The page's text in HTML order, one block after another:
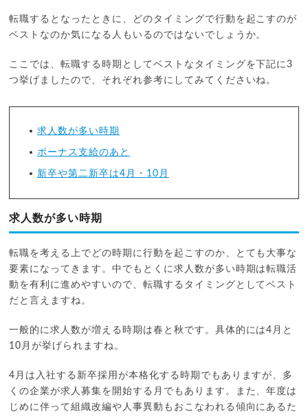
転職するとなったときに、どのタイミングで行動を起こすのが
ベストなのか気になる人もいるのではないでしょうか。
ここでは、転職する時期としてベストなタイミングを下記に3
つ挙げましたので、それぞれ参考にしてみてくださいね。
求人数が多い時期
ボーナス支給のあと
新卒や第二新卒は4月・10月
求人数が多い時期
転職を考える上でどの時期に行動を起こすのか、とても大事な
要素になってきます。中でもとくに求人数が多い時期は転職活
動を有利に進めやすいので、転職するタイミングとしてベスト
だと言えますね。
一般的に求人数が増える時期は春と秋です。具体的には4月と
10月が挙げられますね。
4月は入社する新卒採用が本格化する時期でもありますが、多
くの企業が求人募集を開始する月でもあります。また、年度は
じめに伴って組織改編や人事異動もおこなわれる傾向にあるた